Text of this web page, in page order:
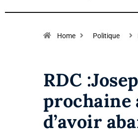
Home Politique
RDC
prochaine
d’avoir